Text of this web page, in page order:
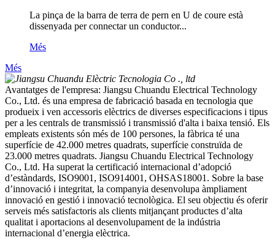
La pinça de la barra de terra de pern en U de coure està
dissenyada per connectar un conductor...
Més
Més
Avantatges de l'empresa: Jiangsu Chuandu Electrical Technology
Co., Ltd. és una empresa de fabricació basada en tecnologia que
produeix i ven accessoris elèctrics de diverses especificacions i tipus
per a les centrals de transmissió i transmissió d'alta i baixa tensió. Els
empleats existents són més de 100 persones, la fàbrica té una
superfície de 42.000 metres quadrats, superfície construïda de
23.000 metres quadrats. Jiangsu Chuandu Electrical Technology
Co., Ltd. Ha superat la certificació internacional d’adopció
d’estàndards, ISO9001, ISO914001, OHSAS18001. Sobre la base
d’innovació i integritat, la companyia desenvolupa àmpliament
innovació en gestió i innovació tecnològica. El seu objectiu és oferir
serveis més satisfactoris als clients mitjançant productes d’alta
qualitat i aportacions al desenvolupament de la indústria
internacional d’energia elèctrica.